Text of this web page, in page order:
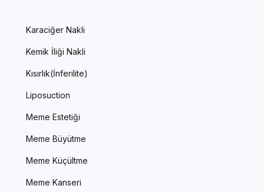
Karaciğer Nakli
Kemik İliği Nakli
Kısırlık(İnferilite)
Liposuction
Meme Estetiği
Meme Büyütme
Meme Küçültme
Meme Kanseri